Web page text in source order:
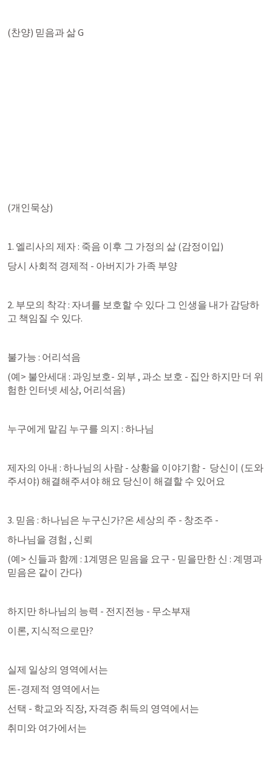
(찬양) 믿음과 삶 G
(개인묵상)
1. 엘리사의 제자 : 죽음 이후 그 가정의 삶 (감정이입)
당시 사회적 경제적 - 아버지가 가족 부양
2. 부모의 착각 : 자녀를 보호할 수 있다 그 인생을 내가 감당하
고 책임질 수 있다.
불가능 : 어리석음
(예> 불안세대 : 과잉보호- 외부 , 과소 보호 - 집안 하지만 더 위
험한 인터넷 세상, 어리석음)
누구에게 맡김 누구를 의지 : 하나님
제자의 아내 : 하나님의 사람 - 상황을 이야기함 -  당신이 (도와
주셔야) 해결해주셔야 해요 당신이 해결할 수 있어요
3. 믿음 : 하나님은 누구신가?온 세상의 주 - 창조주 -
하나님을 경험 , 신뢰
(예> 신들과 함께 : 1계명은 믿음을 요구 - 믿을만한 신 : 계명과
믿음은 같이 간다)
하지만 하나님의 능력 - 전지전능 - 무소부재
이론, 지식적으로만?
실제 일상의 영역에서는
돈-경제적 영역에서는
선택 - 학교와 직장, 자격증 취득의 영역에서는
취미와 여가에서는